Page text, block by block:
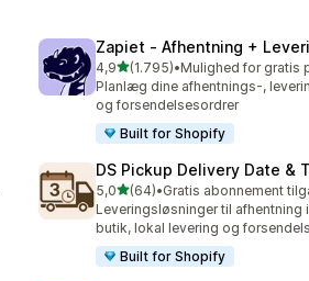
Zapiet ‑ Afhentning +
4,9ud af 5 stjerner
(1.795)
1795 anmeldelser i alt
•
Planlæg dine afhentnings-,
og forsendelsesordrer
Built for Shopify
DS Pickup Delivery Date &
5,0ud af 5 stjerner
(64)
64 anmeldelser i alt
•
Leveringsløsninger til afhentning i
butik, lokal levering og
Built for Shopify